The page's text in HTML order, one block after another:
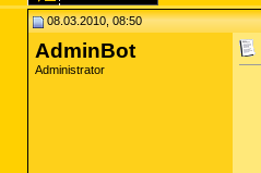
08.03.2010, 08:50
AdminBot
Administrator